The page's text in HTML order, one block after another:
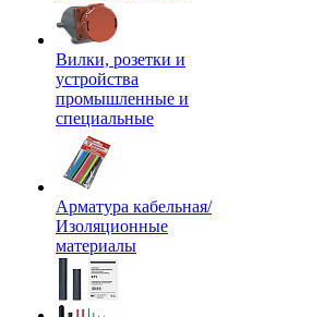
Вилки, розетки и
устройства
промышленные и
специальные
Арматура кабельная/
Изоляционные
материалы